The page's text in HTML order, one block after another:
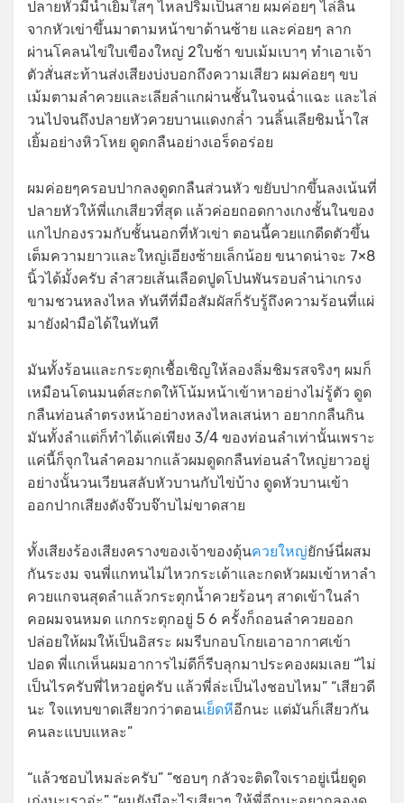
ปลายหัวมีน้ำเยิ้มใสๆ ไหลปริ่มเป็นสาย ผมค่อยๆ ไล่ลิ้น
จากหัวเข่าขึ้นมาตามหน้าขาด้านซ้าย และค่อยๆ ลาก
ผ่านโคลนไข่ใบเขืองใหญ่ 2ใบช้า ขบเม้มเบาๆ ทำเอาเจ้า
ตัวสั่นสะท้านส่งเสียงบ่งบอกถึงความเสียว ผมค่อยๆ ขบ
เม้มตามลำควยและเลียลำแกผ่านชั้นในจนฉ่ำแฉะ และไล่
วนไปจนถึงปลายหัวควยบานแดงกล่ำ วนลิ้นเลียชิมน้ำใส
เยิ้มอย่างหิวโหย ดูดกลืนอย่างเอร็ดอร่อย
ผมค่อยๆครอบปากลงดูดกลืนส่วนหัว ขยับปากขึ้นลงเน้นที่
ปลายหัวให้พี่แกเสียวที่สุด แล้วค่อยถอดกางเกงชั้นในของ
แกไปกองรวมกับชั้นนอกที่หัวเข่า ตอนนี้ควยแกดีดตัวขึ้น
เต็มความยาวและใหญ่เอียงซ้ายเล็กน้อย ขนาดน่าจะ 7×8
นิ้วได้มั้งครับ ลำสวยเส้นเลือดปูดโปนพันรอบลำน่าเกรง
ขามชวนหลงไหล ทันทีที่มือสัมผัสก็รับรู้ถึงความร้อนที่แผ่
มายังฝ่ามือได้ในทันที
มันทั้งร้อนและกระตุกเชื้อเชิญให้ลองลิ่มชิมรสจริงๆ ผมก็
เหมือนโดนมนต์สะกดให้โน้มหน้าเข้าหาอย่างไม่รู้ตัว ดูด
กลืนท่อนลำตรงหน้าอย่างหลงไหลเสน่หา อยากกลืนกิน
มันทั้งลำแต่ก็ทำได้แค่เพียง 3/4 ของท่อนลำเท่านั้นเพราะ
แค่นี้ก็จุกในลำคอมากแล้วผมดูดกลืนท่อนลำใหญ่ยาวอยู่
อย่างนั้นวนเวียนสลับหัวบานกับไข่บ้าง ดูดหัวบานเข้า
ออกปากเสียงดังจ๊วบจ๊าบไม่ขาดสาย
ทั้งเสียงร้องเสียงครางของเจ้าของดุ้นควยใหญ่ยักษ์นี่ผสม
กันระงม จนพี่แกทนไม่ไหวกระเด้าและกดหัวผมเข้าหาลำ
ควยแกจนสุดลำแล้วกระตุกน้ำควยร้อนๆ สาดเข้าในลำ
คอผมจนหมด แกกระตุกอยู่ 5 6 ครั้งก็ถอนลำควยออก
ปล่อยให้ผมให้เป็นอิสระ ผมรีบกอบโกยเอาอากาศเข้า
ปอด พี่แกเห็นผมอาการไม่ดีก็รีบลุกมาประคองผมเลย “ไม่
เป็นไรครับพี่ไหวอยู่ครับ แล้วพี่ล่ะเป็นไงชอบไหม” “เสียวดี
นะ ใจแทบขาดเสียวกว่าตอนเย็ดหีอีกนะ แต่มันก็เสียวกัน
คนละแบบแหละ”
“แล้วชอบไหมล่ะครับ” “ชอบๆ กลัวจะติดใจเราอยู่เนี่ยดูด